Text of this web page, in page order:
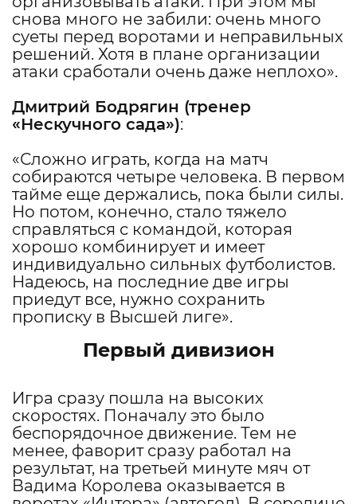
снова много не забили: очень много
суеты перед воротами и неправильных
решений. Хотя в плане организации
атаки сработали очень даже неплохо».
Дмитрий Бодрягин (тренер
«Нескучного сада»):
«Сложно играть, когда на матч
собираются четыре человека. В первом
тайме еще держались, пока были силы.
Но потом, конечно, стало тяжело
справляться с командой, которая
хорошо комбинирует и имеет
индивидуально сильных футболистов.
Надеюсь, на последние две игры
приедут все, нужно сохранить
прописку в Высшей лиге».
Первый дивизион
Игра сразу пошла на высоких
скоростях. Поначалу это было
беспорядочное движение. Тем не
менее, фаворит сразу работал на
результат, на третьей минуте мяч от
Вадима Королева оказывается в